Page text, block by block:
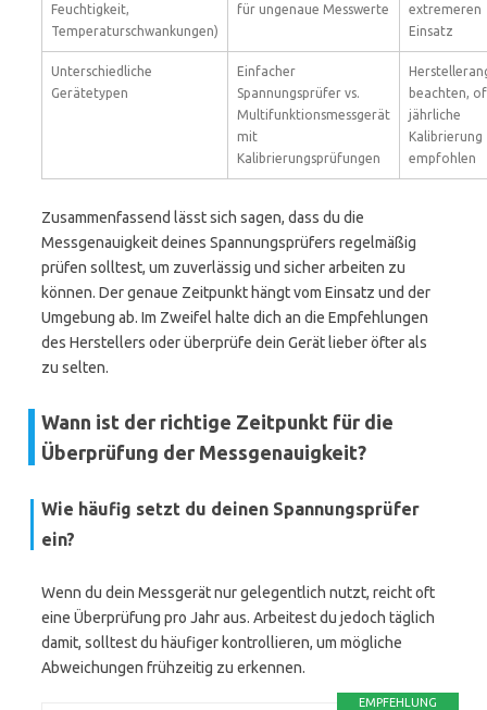
Feuchtigkeit,
Temperaturschwankungen)
für ungenaue Messwerte
extremeren
Einsatz
Unterschiedliche
Gerätetypen
Einfacher
Spannungsprüfer vs.
Multifunktionsmessgerät
mit
Kalibrierungsprüfungen
beachten,
jährliche
Kalibrierung
empfohlen
Zusammenfassend lässt sich sagen, dass du die
Messgenauigkeit deines Spannungsprüfers regelmäßig
prüfen solltest, um zuverlässig und sicher arbeiten zu
können. Der genaue Zeitpunkt hängt vom Einsatz und der
Umgebung ab. Im Zweifel halte dich an die Empfehlungen
des Herstellers oder überprüfe dein Gerät lieber öfter als
zu selten.
Wann ist der richtige Zeitpunkt für die
Überprüfung der Messgenauigkeit?
Wie häufig setzt du deinen Spannungsprüfer
ein?
Wenn du dein Messgerät nur gelegentlich nutzt, reicht oft
eine Überprüfung pro Jahr aus. Arbeitest du jedoch täglich
damit, solltest du häufiger kontrollieren, um mögliche
Abweichungen frühzeitig zu erkennen.
EMPFEHLUNG